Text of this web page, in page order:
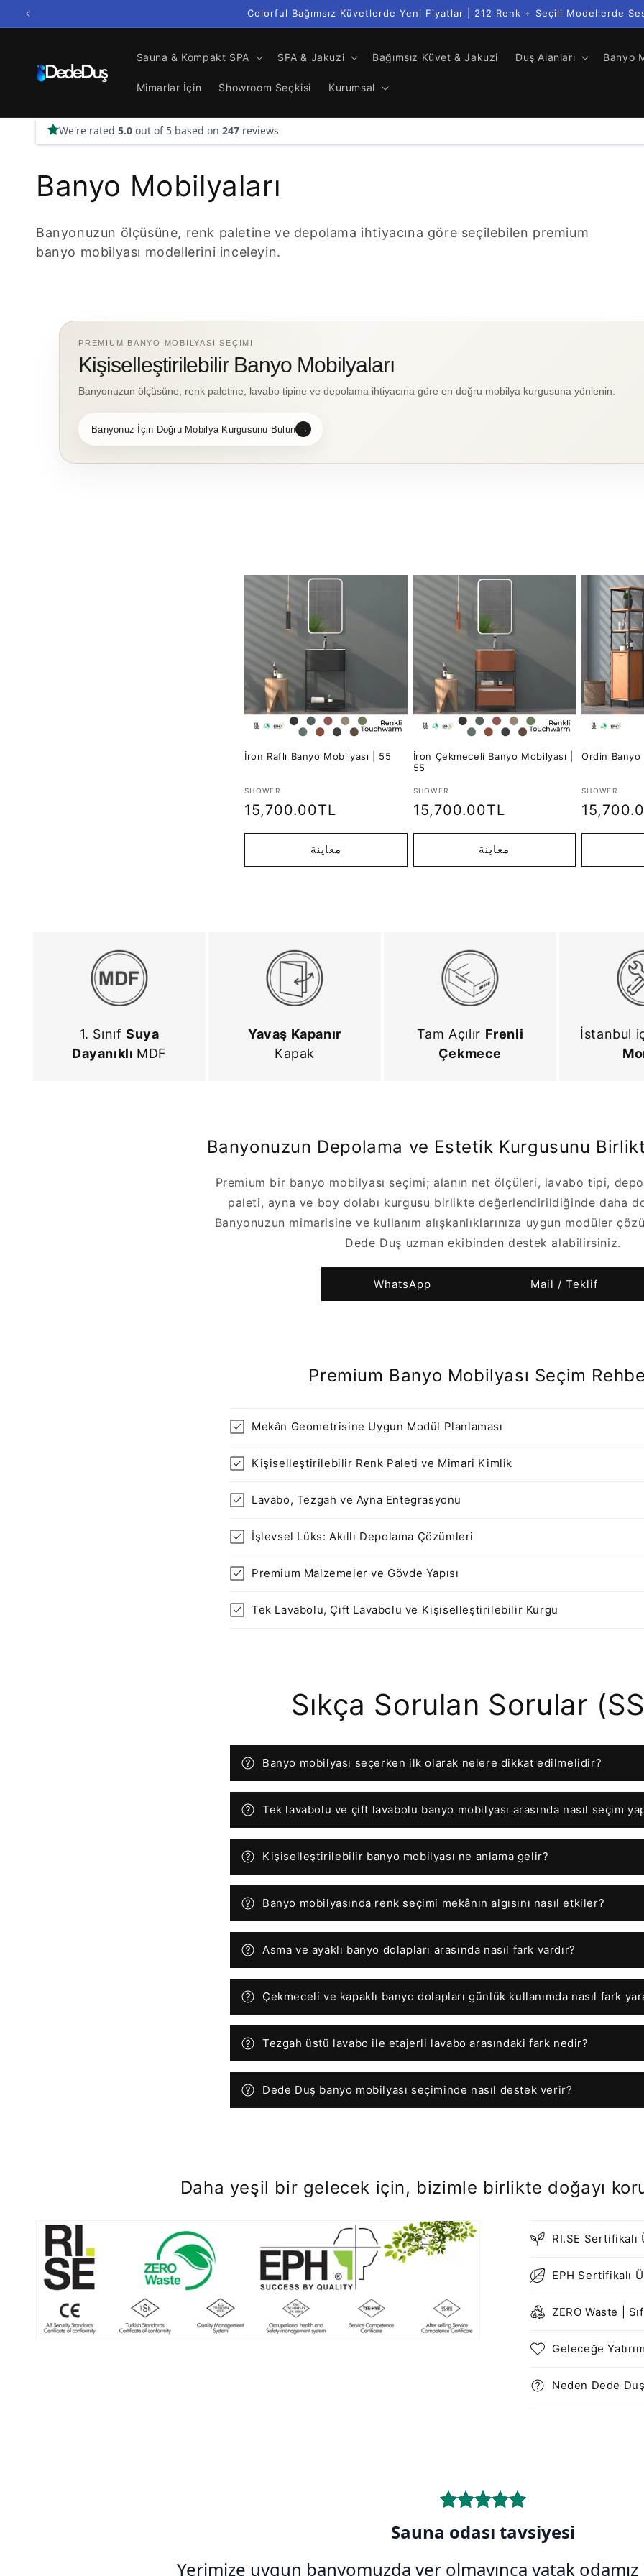
الى
المحتوى
Colorful Bağımsız Küvetlerde Yeni Fiyatlar | 212 Renk + Seçili Modellerde
Sauna & Kompakt SPA SPA & Jakuzi Bağımsız Küvet & Jakuzi Duş Alanları Banyo
Mimarlar İçin Showroom Seçkisi Kurumsal
م
ج
م
Banyo Mobilyaları
Banyonuzun ölçüsüne, renk paletine ve depolama ihtiyacına göre seçilebilen premium
banyo mobilyası modellerini inceleyin.
PREMIUM BANYO MOBILYASI SEÇIMI
Kişiselleştirilebilir Banyo Mobilyaları
Banyonuzun ölçüsüne, renk paletine, lavabo tipine ve depolama ihtiyacına göre en doğru mobilya kurgusuna yönlenin.
Banyonuz İçin Doğru Mobilya Kurgusunu Bulun →
İron Raflı Banyo Mobilyası | 55
تاجر:
SHOWER
السعر
العادي
15,700.00TL
معاينة
İron Çekmeceli Banyo Mobilyası |
55
تاجر:
SHOWER
السعر
العادي
15,700.00TL
معاينة
Ordin Banyo
تاجر:
SHOWER
السعر
العادي
1. Sınıf Suya
Dayanıklı MDF
Yavaş Kapanır
Kapak
Tam Açılır Frenli
Çekmece
İstanbul
Banyonuzun Depolama ve Estetik Kurgusunu
Premium bir banyo mobilyası seçimi; alanın net ölçüleri, lavabo tipi,
paleti, ayna ve boy dolabı kurgusu birlikte değerlendirildiğinde daha
Banyonuzun mimarisine ve kullanım alışkanlıklarınıza uygun modüler
Dede Duş uzman ekibinden destek alabilirsiniz.
WhatsApp Mail / Teklif
Premium Banyo Mobilyası Seçim
Mekân Geometrisine Uygun Modül Planlaması
Kişiselleştirilebilir Renk Paleti ve Mimari Kimlik
Lavabo, Tezgah ve Ayna Entegrasyonu
İşlevsel Lüks: Akıllı Depolama Çözümleri
Premium Malzemeler ve Gövde Yapısı
Tek Lavabolu, Çift Lavabolu ve Kişiselleştirilebilir Kurgu
Sıkça Sorulan Sorular
Banyo mobilyası seçerken ilk olarak nelere dikkat edilmelidir?
Tek lavabolu ve çift lavabolu banyo mobilyası arasında nasıl seçim
Kişiselleştirilebilir banyo mobilyası ne anlama gelir?
Banyo mobilyasında renk seçimi mekânın algısını nasıl etkiler?
Asma ve ayaklı banyo dolapları arasında nasıl fark vardır?
Çekmeceli ve kapaklı banyo dolapları günlük kullanımda nasıl fark
Tezgah üstü lavabo ile etajerli lavabo arasındaki fark nedir?
Dede Duş banyo mobilyası seçiminde nasıl destek verir?
Daha yeşil bir gelecek için, bizimle birlikte doğayı
RI.SE Sertifikalı
EPH Sertifikalı
ZERO Waste |
Geleceğe
Neden Dede